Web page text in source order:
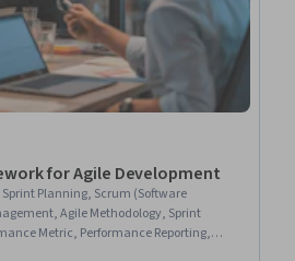
for Agile Development
Sprint Planning, Scrum (Software
Agile Methodology, Sprint
Metric, Performance Reporting,